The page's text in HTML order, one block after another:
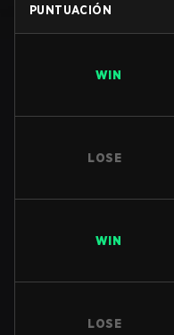
PUNTUACIÓN
WIN
LOSE
WIN
LOSE